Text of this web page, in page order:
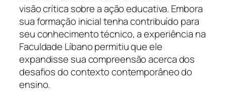
visão crítica sobre a ação educativa. Embora
sua formação inicial tenha contribuído para
seu conhecimento técnico, a experiência na
Faculdade Líbano permitiu que ele
expandisse sua compreensão acerca dos
desafios do contexto contemporâneo do
ensino.